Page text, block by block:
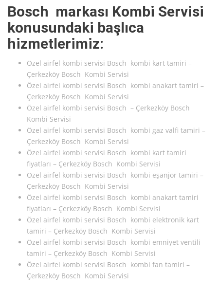
Bosch markası Kombi Servisi
konusundaki başlıca
hizmetlerimiz:
Özel airfel kombi servisi Bosch kombi kart tamiri –
Çerkezköy Bosch Kombi Servisi
Özel airfel kombi servisi Bosch kombi anakart tamiri –
Çerkezköy Bosch Kombi Servisi
Özel airfel kombi servisi Bosch – Çerkezköy Bosch
Kombi Servisi
Özel airfel kombi servisi Bosch kombi gaz valfi tamiri –
Çerkezköy Bosch Kombi Servisi
Özel airfel kombi servisi Bosch kombi kart tamiri
fiyatları – Çerkezköy Bosch Kombi Servisi
Özel airfel kombi servisi Bosch kombi eşanjör tamiri –
Çerkezköy Bosch Kombi Servisi
Özel airfel kombi servisi Bosch kombi anakart tamiri
fiyatları – Çerkezköy Bosch Kombi Servisi
Özel airfel kombi servisi Bosch kombi elektronik kart
tamiri – Çerkezköy Bosch Kombi Servisi
Özel airfel kombi servisi Bosch kombi emniyet ventili
tamiri – Çerkezköy Bosch Kombi Servisi
Özel airfel kombi servisi Bosch kombi fan tamiri –
Çerkezköy Bosch Kombi Servisi